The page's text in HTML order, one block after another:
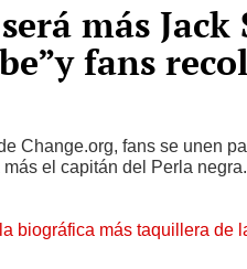
más
fans
Change.org, fans se unen
el capitán del Perla negra.
biográfica más taquillera de